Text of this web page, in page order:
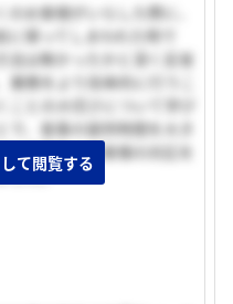
お客様がいらした際に、
帰ってしまわれた時で
法は無かったかと深く反省
業務をより効率的に行うこ
ことの大切さについて学び
、食事の提供時間を大き
も効率的にお客様の対応を
した。
て閲覧する